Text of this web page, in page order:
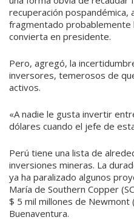
recuperación pospandémica,
fragmentado probablemente
convierta en presidente.
Pero, agregó, la
inversores, temerosos de
activos.
«A nadie le gusta invertir
dólares cuando el jefe de
Perú tiene una lista de
inversiones mineras. La
ya ha paralizado algunos
María de Southern Copper
$ 5 mil millones de Newmont
Buenaventura.